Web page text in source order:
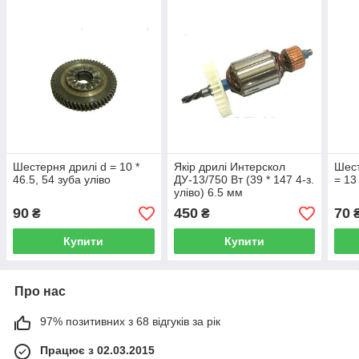
Шестерня дрилі d = 10 *
46.5, 54 зуба уліво
90 ₴
Купити
Якір дрилі Интерскол
ДУ-13/750 Вт (39 * 147 4-з.
уліво) 6.5 мм
450₴
Купити
= 13
70
Про нас
97% позитивних з 68 відгуків за рік
Працює з 02.03.2015